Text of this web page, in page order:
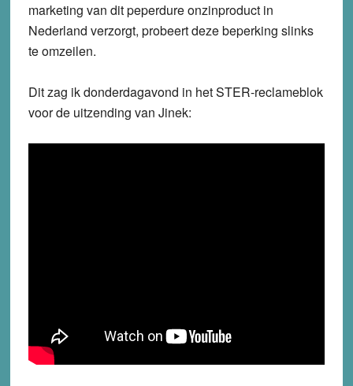
marketing van dit peperdure onzinproduct in
Nederland verzorgt, probeert deze beperking slinks
te omzeilen.
Dit zag ik donderdagavond in het STER-reclameblok
voor de uitzending van Jinek: